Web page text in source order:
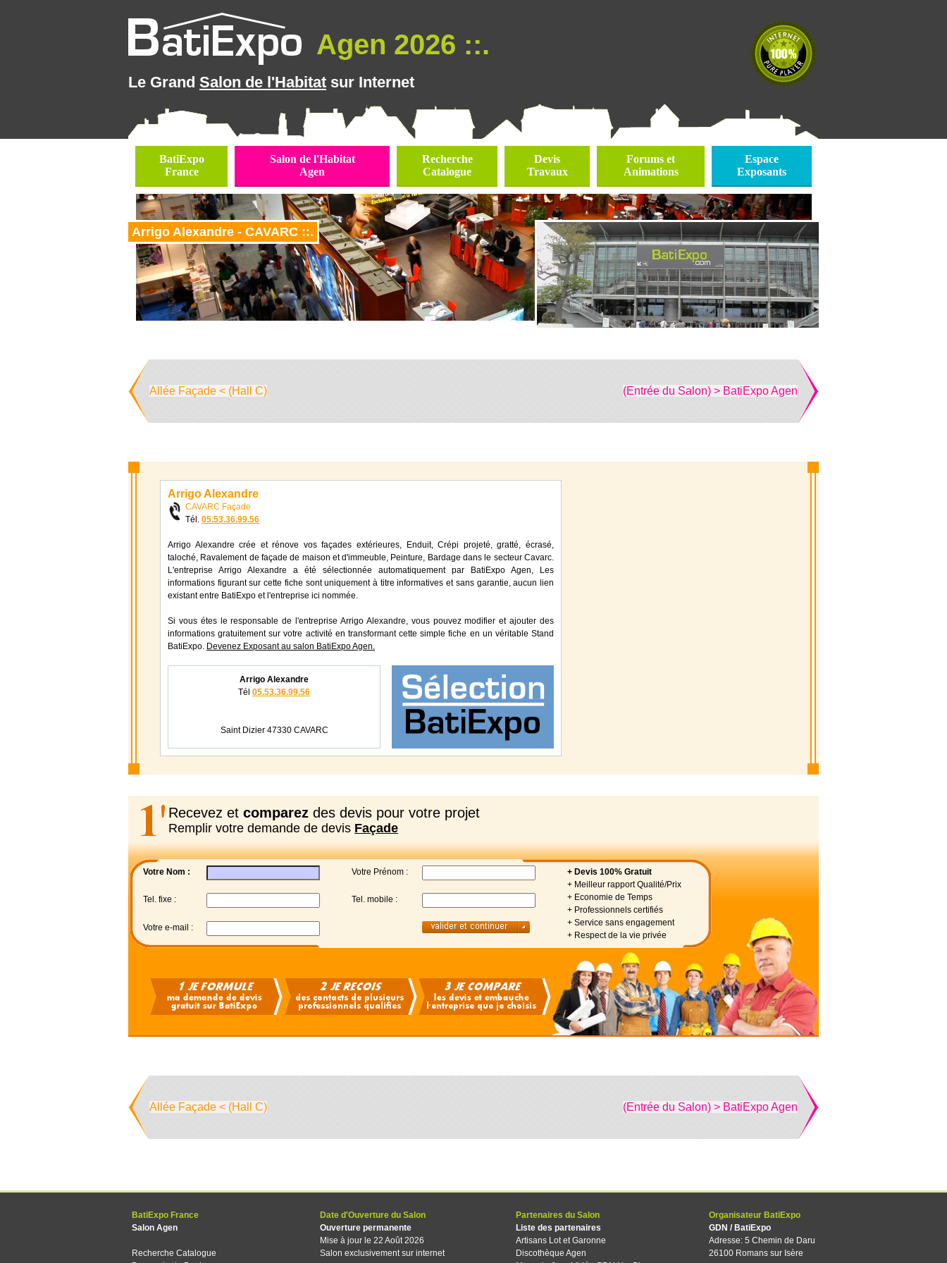
Agen 2026 ::.
Le Grand Salon de l'Habitat sur Internet
BatiExpo
France
Salon de l'Habitat
Agen
Recherche
Catalogue
Devis
Travaux
Forums et
Animations
Espace
Exposants
Arrigo Alexandre - CAVARC ::.
Allée Façade < (Hall C) (Entrée du Salon) > BatiExpo Agen
Arrigo Alexandre
CAVARC Façade
Tél. 05.53.36.99.56
Arrigo Alexandre crée et rénove vos façades extérieures, Enduit, Crépi projeté, gratté, écrasé,
taloché, Ravalement de façade de maison et d'immeuble, Peinture, Bardage dans le secteur Cavarc.
L'entreprise Arrigo Alexandre a été sélectionnée automatiquement par BatiExpo Agen, Les
informations figurant sur cette fiche sont uniquement à titre informatives et sans garantie, aucun lien
existant entre BatiExpo et l'entreprise ici nommée.
Si vous étes le responsable de l'entreprise Arrigo Alexandre, vous pouvez modifier et ajouter des
informations gratuitement sur votre activité en transformant cette simple fiche en un véritable Stand
BatiExpo. Devenez Exposant au salon BatiExpo Agen.
Arrigo Alexandre
Tél 05.53.36.99.56
Saint Dizier 47330 CAVARC
Recevez et comparez des devis pour votre projet
Remplir votre demande de devis Façade
Votre Nom : Votre Prénom :
+ Devis 100% Gratuit
+ Meilleur rapport Qualité/Prix
+ Economie de Temps
+ Professionnels certifiés
+ Service sans engagement
+ Respect de la vie privée
Tel. fixe : Tel. mobile :
Votre e-mail :
Allée Façade < (Hall C) (Entrée du Salon) > BatiExpo Agen
BatiExpo France
Salon Agen
Recherche Catalogue
Date d'Ouverture du Salon
Ouverture permanente
Mise à jour le 22 Août 2026
Salon exclusivement sur internet
Partenaires du Salon
Liste des partenaires
Artisans Lot et Garonne
Discothèque Agen
Organisateur BatiExpo
GDN / BatiExpo
Adresse: 5 Chemin de Daru
26100 Romans sur Isère